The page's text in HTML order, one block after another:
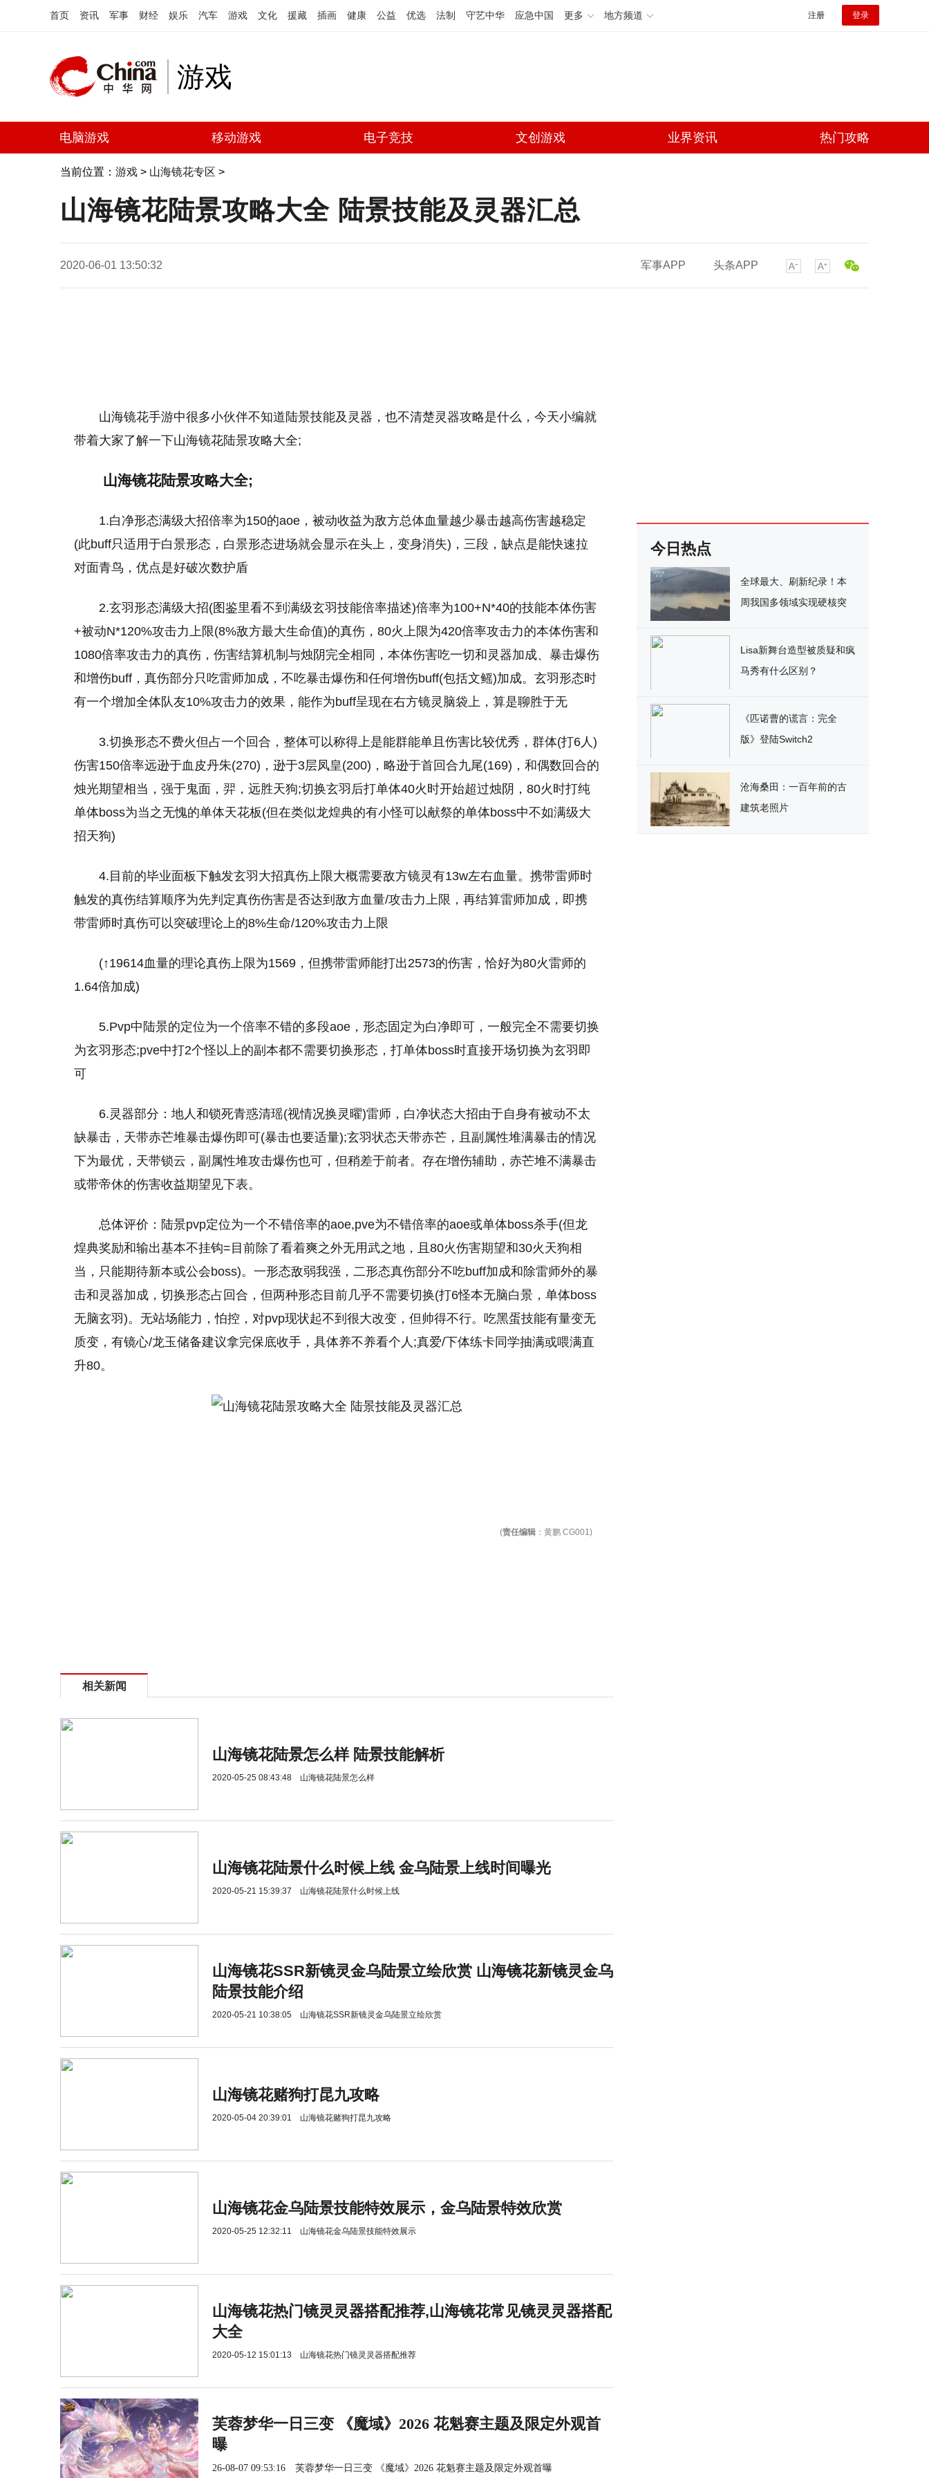
首页 资讯 军事 财经 娱乐 汽车 游戏 文化 援藏 插画 健康 公益 优选 法制 守艺中华 应急中国 更多 地方频道 注册 登录
游戏
电脑游戏 移动游戏 电子竞技 文创游戏 业界资讯 热门攻略
当前位置： 游戏 > 山海镜花专区 >
山海镜花陆景攻略大全 陆景技能及灵器汇总
2020-06-01 13:50:32 军事APP 头条APP
山海镜花手游中很多小伙伴不知道陆景技能及灵器，也不清楚灵器攻略是什么，今天小编就
带着大家了解一下山海镜花陆景攻略大全;
山海镜花陆景攻略大全;
1.白净形态满级大招倍率为150的aoe，被动收益为敌方总体血量越少暴击越高伤害越稳定
(此buff只适用于白景形态，白景形态进场就会显示在头上，变身消失)，三段，缺点是能快速拉
对面青鸟，优点是好破次数护盾
2.玄羽形态满级大招(图鉴里看不到满级玄羽技能倍率描述)倍率为100+N*40的技能本体伤害
+被动N*120%攻击力上限(8%敌方最大生命值)的真伤，80火上限为420倍率攻击力的本体伤害和
1080倍率攻击力的真伤，伤害结算机制与烛阴完全相同，本体伤害吃一切和灵器加成、暴击爆伤
和增伤buff，真伤部分只吃雷师加成，不吃暴击爆伤和任何增伤buff(包括文鳐)加成。玄羽形态时
有一个增加全体队友10%攻击力的效果，能作为buff呈现在右方镜灵脑袋上，算是聊胜于无
3.切换形态不费火但占一个回合，整体可以称得上是能群能单且伤害比较优秀，群体(打6人)
伤害150倍率远逊于血皮丹朱(270)，逊于3层凤皇(200)，略逊于首回合九尾(169)，和偶数回合的
烛光期望相当，强于鬼面，羿，远胜天狗;切换玄羽后打单体40火时开始超过烛阴，80火时打纯
单体boss为当之无愧的单体天花板(但在类似龙煌典的有小怪可以献祭的单体boss中不如满级大
招天狗)
4.目前的毕业面板下触发玄羽大招真伤上限大概需要敌方镜灵有13w左右血量。携带雷师时
触发的真伤结算顺序为先判定真伤伤害是否达到敌方血量/攻击力上限，再结算雷师加成，即携
带雷师时真伤可以突破理论上的8%生命/120%攻击力上限
(↑19614血量的理论真伤上限为1569，但携带雷师能打出2573的伤害，恰好为80火雷师的
1.64倍加成)
5.Pvp中陆景的定位为一个倍率不错的多段aoe，形态固定为白净即可，一般完全不需要切换
为玄羽形态;pve中打2个怪以上的副本都不需要切换形态，打单体boss时直接开场切换为玄羽即
可
6.灵器部分：地人和锁死青惑清瑶(视情况换灵曜)雷师，白净状态大招由于自身有被动不太
缺暴击，天带赤芒堆暴击爆伤即可(暴击也要适量);玄羽状态天带赤芒，且副属性堆满暴击的情况
下为最优，天带锁云，副属性堆攻击爆伤也可，但稍差于前者。存在增伤辅助，赤芒堆不满暴击
或带帝休的伤害收益期望见下表。
总体评价：陆景pvp定位为一个不错倍率的aoe,pve为不错倍率的aoe或单体boss杀手(但龙
煌典奖励和输出基本不挂钩=目前除了看着爽之外无用武之地，且80火伤害期望和30火天狗相
当，只能期待新本或公会boss)。一形态敌弱我强，二形态真伤部分不吃buff加成和除雷师外的暴
击和灵器加成，切换形态占回合，但两种形态目前几乎不需要切换(打6怪本无脑白景，单体boss
无脑玄羽)。无站场能力，怕控，对pvp现状起不到很大改变，但帅得不行。吃黑蛋技能有量变无
质变，有镜心/龙玉储备建议拿完保底收手，具体养不养看个人;真爱/下体练卡同学抽满或喂满直
升80。
(责任编辑 ：黄鹏 CG001)
相关新闻
山海镜花陆景怎么样 陆景技能解析
2020-05-25 08:43:48 山海镜花陆景怎么样
山海镜花陆景什么时候上线 金乌陆景上线时间曝光
2020-05-21 15:39:37 山海镜花陆景什么时候上线
山海镜花SSR新镜灵金乌陆景立绘欣赏 山海镜花新镜灵金乌
陆景技能介绍
2020-05-21 10:38:05 山海镜花SSR新镜灵金乌陆景立绘欣赏
山海镜花赌狗打昆九攻略
2020-05-04 20:39:01 山海镜花赌狗打昆九攻略
山海镜花金乌陆景技能特效展示，金乌陆景特效欣赏
2020-05-25 12:32:11 山海镜花金乌陆景技能特效展示
山海镜花热门镜灵灵器搭配推荐,山海镜花常见镜灵灵器搭配
大全
2020-05-12 15:01:13 山海镜花热门镜灵灵器搭配推荐
芙蓉梦华一日三变 《魔域》2026 花魁赛主题及限定外观首
曝
26-08-07 09:53:16 芙蓉梦华一日三变 《魔域》2026 花魁赛主题及限定外观首曝
今日热点
全球最大、刷新纪录！本
周我国多领域实现硬核突
Lisa新舞台造型被质疑和疯
马秀有什么区别？
《匹诺曹的谎言：完全
版》登陆Switch2
沧海桑田：一百年前的古
建筑老照片